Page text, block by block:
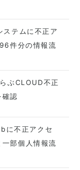
ステムに不正ア
件分の情報流
ぶCLOUD不正
確認
に不正アクセ
部個人情報流